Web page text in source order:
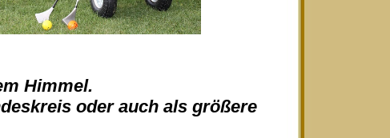
Himmel.
oder auch als größere